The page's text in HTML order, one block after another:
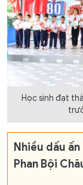
Học sinh đạt
Nhiều dấu
Phan Bội